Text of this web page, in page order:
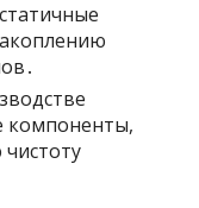
компоненты,